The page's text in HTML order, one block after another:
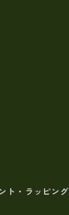
ト・ラッピング